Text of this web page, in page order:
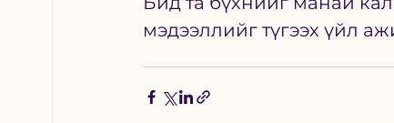
мэдээллийг түгээх үйл